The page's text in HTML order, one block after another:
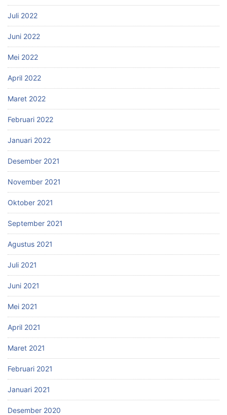
Juli 2022
Juni 2022
Mei 2022
April 2022
Maret 2022
Februari 2022
Januari 2022
Desember 2021
November 2021
Oktober 2021
September 2021
Agustus 2021
Juli 2021
Juni 2021
Mei 2021
April 2021
Maret 2021
Februari 2021
Januari 2021
Desember 2020